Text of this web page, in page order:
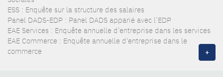
ESS : Enquête sur la structure des salaires
Panel DADS-EDP : Panel DADS apparié avec l’EDP
EAE Services : Enquête annuelle d’entreprise dans les services
EAE Commerce : Enquête annuelle d'entreprise dans le
commerce
+